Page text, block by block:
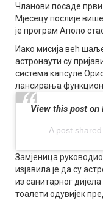
Чланови посаде први
Мјесецу послије
је програм Аполо
Иако мисија већ
астронаути су
система капсуле
лансирања
View this post on
A post
Замјеница
изјавила је да су
из санитарног
тоалети одувијек